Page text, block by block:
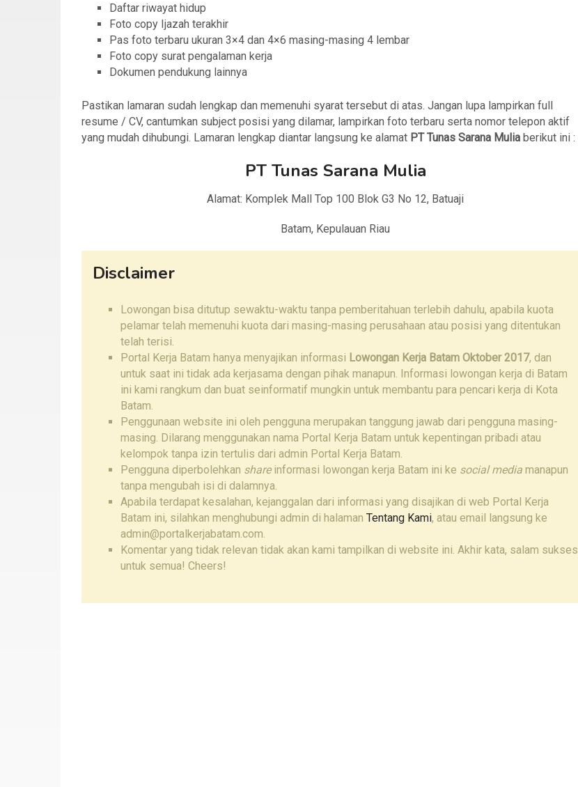
Daftar riwayat hidup
Foto copy Ijazah terakhir
Pas foto terbaru ukuran 3×4 dan 4×6 masing-masing 4 lembar
Foto copy surat pengalaman kerja
Dokumen pendukung lainnya
Pastikan lamaran sudah lengkap dan memenuhi syarat tersebut di atas. Jangan lupa lampirkan full
resume / CV, cantumkan subject posisi yang dilamar, lampirkan foto terbaru serta nomor telepon aktif
yang mudah dihubungi. Lamaran lengkap diantar langsung ke alamat PT Tunas Sarana Mulia berikut ini :
PT Tunas Sarana Mulia
Alamat: Komplek Mall Top 100 Blok G3 No 12, Batuaji
Batam, Kepulauan Riau
Disclaimer
Lowongan bisa ditutup sewaktu-waktu tanpa pemberitahuan terlebih dahulu, apabila kuota
pelamar telah memenuhi kuota dari masing-masing perusahaan atau posisi yang ditentukan
telah terisi.
Portal Kerja Batam hanya menyajikan informasi Lowongan Kerja Batam Oktober 2017, dan
untuk saat ini tidak ada kerjasama dengan pihak manapun. Informasi lowongan kerja di Batam
ini kami rangkum dan buat seinformatif mungkin untuk membantu para pencari kerja di Kota
Batam.
Penggunaan website ini oleh pengguna merupakan tanggung jawab dari pengguna masing-
masing. Dilarang menggunakan nama Portal Kerja Batam untuk kepentingan pribadi atau
kelompok tanpa izin tertulis dari admin Portal Kerja Batam.
Pengguna diperbolehkan shareinformasi lowongan kerja Batam ini ke social media manapun
tanpa mengubah isi di dalamnya.
Apabila terdapat kesalahan, kejanggalan dari informasi yang disajikan di web Portal Kerja
Batam ini, silahkan menghubungi admin di halaman Tentang Kami, atau email langsung ke
admin@portalkerjabatam.com.
Komentar yang tidak relevan tidak akan kami tampilkan di website ini. Akhir kata, salam sukses
untuk semua! Cheers!